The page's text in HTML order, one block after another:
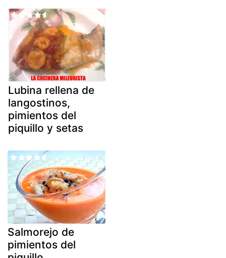
Lubina rellena de
langostinos,
pimientos del
piquillo y setas
Salmorejo de
pimientos del